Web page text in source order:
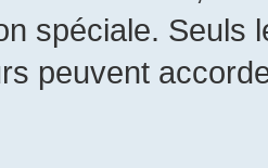
spéciale. Seuls
peuvent